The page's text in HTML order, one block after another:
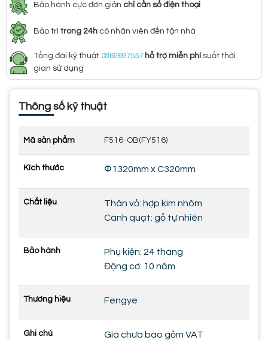
Bảo hành cực đơn giản chỉ cần số điện thoại
Bảo trì trong 24h có nhân viên đến tận nhà
Tổng đài kỹ thuật 0869697557 hỗ trợ miễn phísuốt thời
gian sử dụng
Thông số kỹ thuật
Mã sản phẩm F516-OB(FY516)
Kích thước Φ1320mm x C320mm
Chất liệu
Thân vỏ: hợp kim nhôm
Cánh quạt: gỗ tự nhiên
Bảo hành
Phụ kiện: 24 tháng
Động cơ: 10 năm
Thương hiệu Fengye
Ghi chú Giá chưa bao gồm VAT